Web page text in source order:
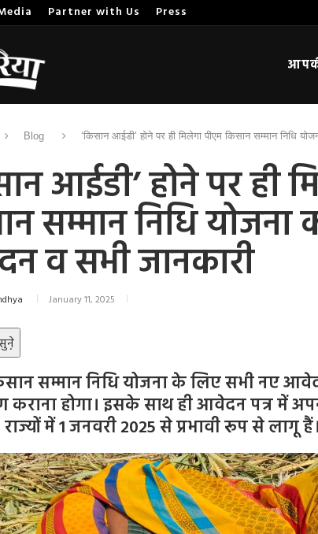
Partner with Us Press
Blog ‘किसान आईडी’ होने पर ही मिलेगा पीएम किसान सम्मान निधि
आईडी’ होने पर ही
सम्मान निधि योजना
व सभी जानकारी
January 11, 2025
सम्मान निधि योजना के लिए सभी नए
होगा। इसके साथ ही आवेदन पत्र में
में 1 जनवरी 2025 से प्रभावी रूप से लागू हैं।